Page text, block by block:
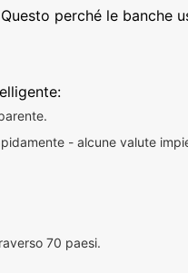
perché le banche
- alcune valute
70 paesi.